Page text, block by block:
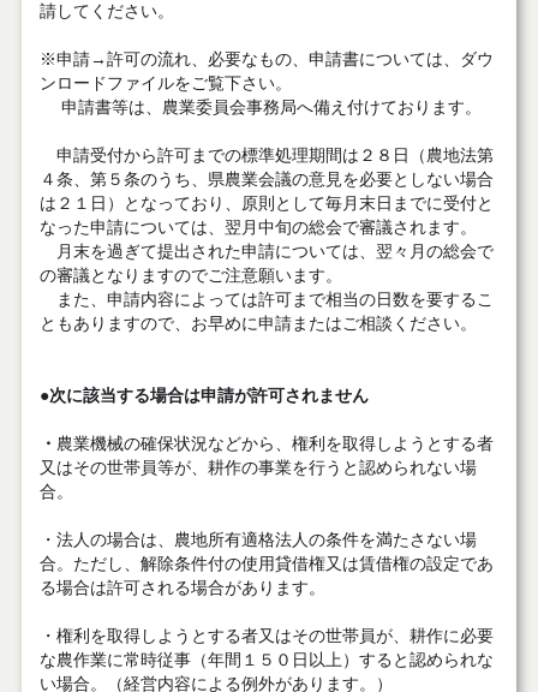
請してください。
※申請→許可の流れ、必要なもの、申請書については、ダウ
ンロードファイルをご覧下さい。
申請書等は、農業委員会事務局へ備え付けております。
申請受付から許可までの標準処理期間は２８日（農地法第
４条、第５条のうち、県農業会議の意見を必要としない場合
は２１日）となっており、原則として毎月末日までに受付と
なった申請については、翌月中旬の総会で審議されます。
月末を過ぎて提出された申請については、翌々月の総会で
の審議となりますのでご注意願います。
また、申請内容によっては許可まで相当の日数を要するこ
ともありますので、お早めに申請またはご相談ください。
●次に該当する場合は申請が許可されません
・ 農業機械の確保状況などから、権利を取得しようとする者
又はその世帯員等が、耕作の事業を行うと認められない場
合。
・法人の場合は、農地所有適格法人の条件を満たさない場
合。ただし、解除条件付の使用貸借権又は賃借権の設定であ
る場合は許可される場合があります。
・権利を取得しようとする者又はその世帯員が、耕作に必要
な農作業に常時従事（年間１５０日以上）すると認められな
い場合。（経営内容による例外があります。）